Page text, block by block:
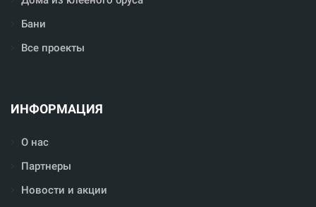
Бани
Все проекты
ИНФОРМАЦИЯ
О нас
Партнеры
Новости и акции